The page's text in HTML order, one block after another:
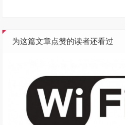
为这篇文章点赞的读者还看过